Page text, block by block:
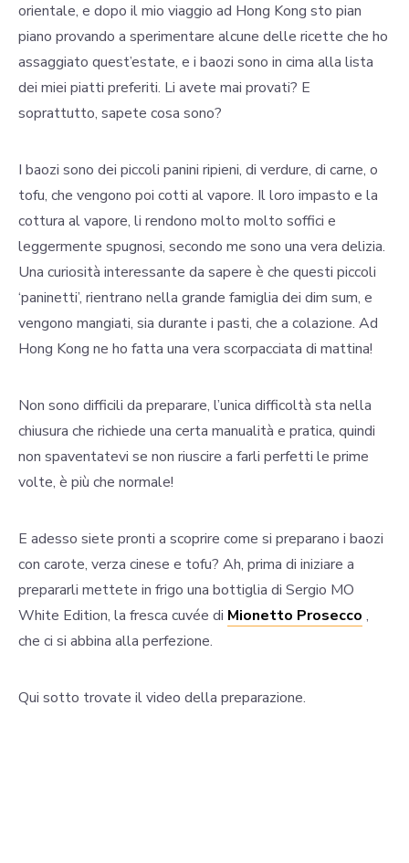
orientale, e dopo il mio viaggio ad Hong Kong sto pian
piano provando a sperimentare alcune delle ricette che ho
assaggiato quest’estate, e i baozi sono in cima alla lista
dei miei piatti preferiti. Li avete mai provati? E
soprattutto, sapete cosa sono?
I baozi sono dei piccoli panini ripieni, di verdure, di carne, o
tofu, che vengono poi cotti al vapore. Il loro impasto e la
cottura al vapore, li rendono molto molto soffici e
leggermente spugnosi, secondo me sono una vera delizia.
Una curiosità interessante da sapere è che questi piccoli
‘paninetti’, rientrano nella grande famiglia dei dim sum, e
vengono mangiati, sia durante i pasti, che a colazione. Ad
Hong Kong ne ho fatta una vera scorpacciata di mattina!
Non sono difficili da preparare, l’unica difficoltà sta nella
chiusura che richiede una certa manualità e pratica, quindi
non spaventatevi se non riuscire a farli perfetti le prime
volte, è più che normale!
E adesso siete pronti a scoprire come si preparano i baozi
con carote, verza cinese e tofu? Ah, prima di iniziare a
prepararli mettete in frigo una bottiglia di Sergio MO
White Edition, la fresca cuvée di Mionetto Prosecco ,
che ci si abbina alla perfezione.
Qui sotto trovate il video della preparazione.